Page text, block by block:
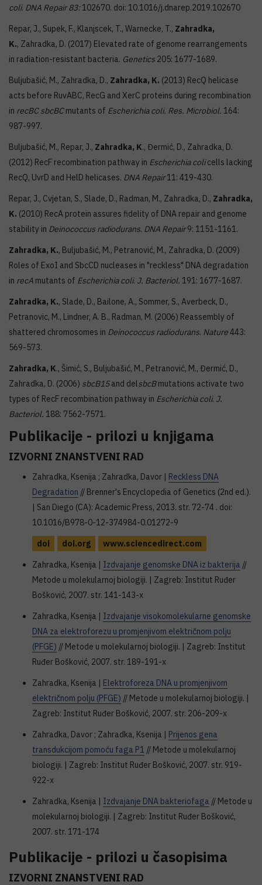
coli. DNA Repair 83:102670. doi: 10.1016/j.dnarep.2019.102670
Repar, J., Supek, F., Klanjscek, T., Warnecke, T., Zahradka,
K., Zahradka, D. (2017) Elevated rate of genome rearrangements
in radiation-resistant bacteria. Genetics 205: 1677-1689.
Buljubašić, M., Zahradka, D., Zahradka, K. (2013) RecQ helicase
acts before RuvABC, RecG and XerC proteins during recombination
in recBC sbcBCmutants of Escherichia coli. Res. Microbiol. 164:
987-997.
Buljubašić, M., Repar, J., Zahradka, K., Đermić, D., Zahradka, D.
(2012) RecF recombination pathway in Escherichia colicells lacking
RecQ, UvrD and HelD helicases. DNA Repair11: 419-430.
Repar, J., Cvjetan, S., Slade, D., Radman, M., Zahradka, D., Zahradka,
K. (2010) RecA protein assures fidelity of DNA repair and genome
stability in Deinococcus radiodurans. DNA Repair9: 1151-1161.
Zahradka, K., Buljubašić, M., Petranović, M., Zahradka, D. (2009)
Roles of ExoI and SbcCD nucleases in "reckless" DNA degradation
in recA mutants of Escherichia coli. J. Bacteriol. 191: 1677-1687.
Zahradka, K., Slade, D., Bailone, A., Sommer, S., Averbeck, D.,
Petranovic, M., Lindner, A. B., Radman, M. (2006) Reassembly of
shattered chromosomes in Deinococcus radiodurans. Nature443:
569-573.
Zahradka, K., Šimić, S., Buljubašić, M., Petranović, M., Đermić, D.,
Zahradka, D. (2006) sbcB15and delsbcBmutations activate two
types of RecF recombination pathway in Escherichia coli. J.
Bacteriol. 188: 7562-7571.
Publikacije - prilozi u knjigama
IZVORNI ZNANSTVENI RAD
Zahradka, Ksenija ; Zahradka, Davor | Reckless DNA
Degradation // Brenner's Encyclopedia of Genetics (2nd ed.).
| San Diego (CA): Academic Press, 2013. str. 72-74 . doi:
10.1016/B978-0-12-374984-0.01272-9
doi
doi.org
www.sciencedirect.com
Zahradka, Ksenija | Izdvajanje genomske DNA iz bakterija //
Metode u molekularnoj biologiji. | Zagreb: Institut Ruđer
Bošković, 2007. str. 141-143-x
Zahradka, Ksenija | Izdvajanje visokomolekularne genomske
DNA za elektroforezu u promjenjivom električnom polju
(PFGE) // Metode u molekularnoj biologiji. | Zagreb: Institut
Ruđer Bošković, 2007. str. 189-191-x
Zahradka, Ksenija | Elektroforeza DNA u promjenjivom
električnom polju (PFGE) // Metode u molekularnoj biologiji. |
Zagreb: Institut Ruđer Bošković, 2007. str. 206-209-x
Zahradka, Davor ; Zahradka, Ksenija | Prijenos gena
transdukcijom pomoću faga P1 // Metode u molekularnoj
biologiji. | Zagreb: Institut Ruđer Bošković, 2007. str. 919-
922-x
Zahradka, Ksenija | Izdvajanje DNA bakteriofaga // Metode u
molekularnoj biologiji. | Zagreb: Institut Ruđer Bošković,
2007. str. 171-174
Publikacije - prilozi u časopisima
IZVORNI ZNANSTVENI RAD